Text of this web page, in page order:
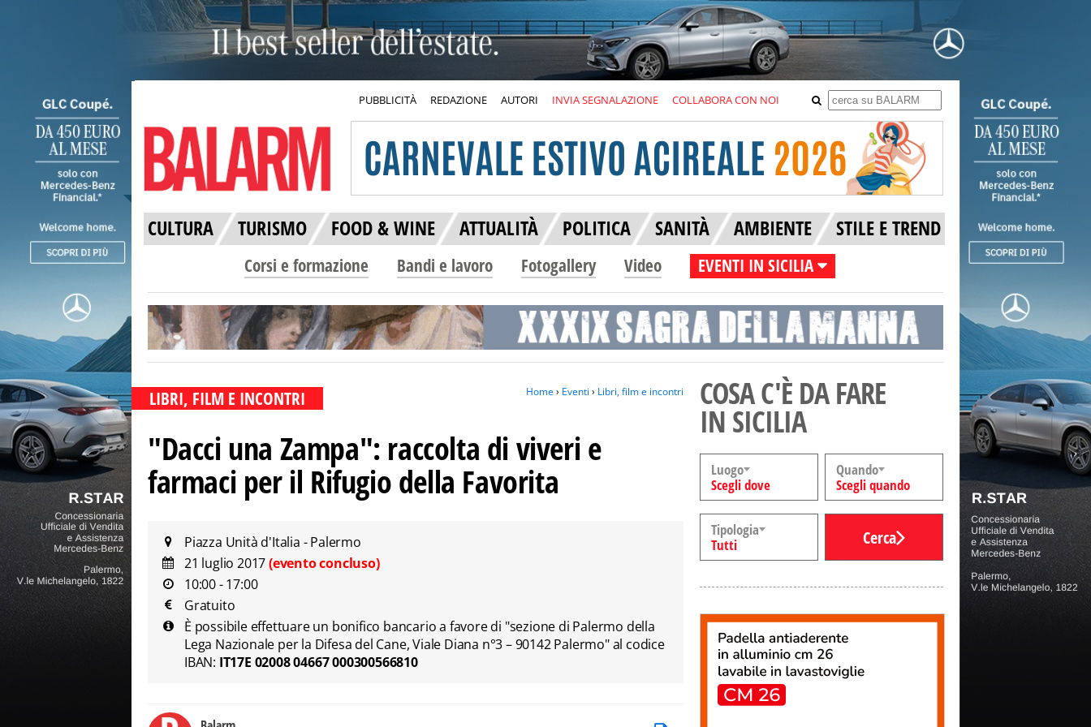
PUBBLICITÀ REDAZIONE AUTORI INVIA SEGNALAZIONE COLLABORA CON NOI
CULTURA TURISMO FOOD & WINE ATTUALITÀ POLITICA SANITÀ AMBIENTE STILE E TREND
Corsi e formazione Bandi e lavoro Fotogallery Video EVENTI IN SICILIA
LIBRI, FILM E INCONTRI Home› Eventi › Libri, film e incontri
"Dacci una Zampa": raccolta di viveri e
farmaci per il Rifugio della Favorita
Piazza Unità d'Italia - Palermo
21 luglio 2017(evento concluso)
10:00 - 17:00
Gratuito
È possibile effettuare un bonifico bancario a favore di "sezione di Palermo della
Lega Nazionale per la Difesa del Cane, Viale Diana n°3 – 90142 Palermo" al codice
IBAN: IT17E 02008 04667 000300566810
COSA C'È DA FARE
IN SICILIA
Luogo
Scegli dove
Quando
Scegli quando
Tipologia
Tutti
Cerca